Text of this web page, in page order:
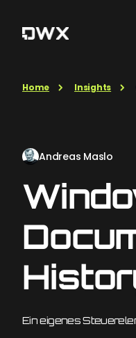
Home Insights
Andreas Maslo
Ein eigenes